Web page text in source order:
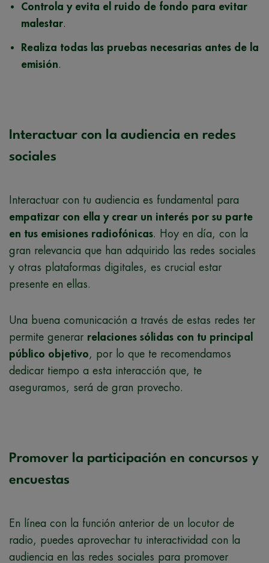
Controla y evita el ruido de fondo para evitar
malestar
Realiza todas las pruebas necesarias antes de la
emisión
Interactuar con la audiencia en redes
sociales
Interactuar con tu audiencia es fundamental para
empatizar con ella y crear un interés por su parte
en tus emisiones radiofónicas . Hoy en día, con la
gran relevancia que han adquirido las redes sociales
y otras plataformas digitales, es crucial estar
presente en ellas.
Una buena comunicación a través de estas redes ter
permite generar relaciones sólidas con tu principal
público objetivo , por lo que te recomendamos
dedicar tiempo a esta interacción que, te
aseguramos, será de gran provecho.
Promover la participación en concursos y
encuestas
En línea con la función anterior de un locutor de
radio, puedes aprovechar tu interactividad con la
audiencia en las redes sociales para promover